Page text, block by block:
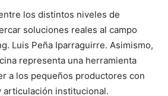
los distintos niveles de
soluciones reales al campo
Luis Peña Iparraguirre. Asimismo,
representa una herramienta
a los pequeños productores con
articulación institucional.